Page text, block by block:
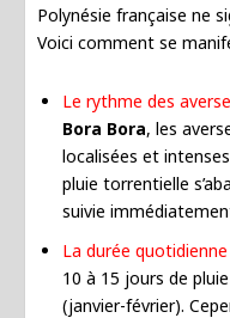
Polynésie française ne
Voici comment se
Le rythme des
Bora Bora, les
localisées et
pluie torrentielle
suivie
La durée quotidienne
10 à 15 jours de
(janvier-février).